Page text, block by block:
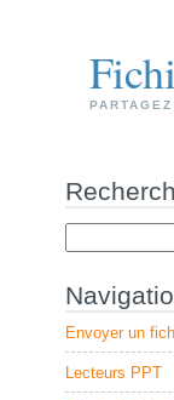
Envoyer un
Lecteurs PPT